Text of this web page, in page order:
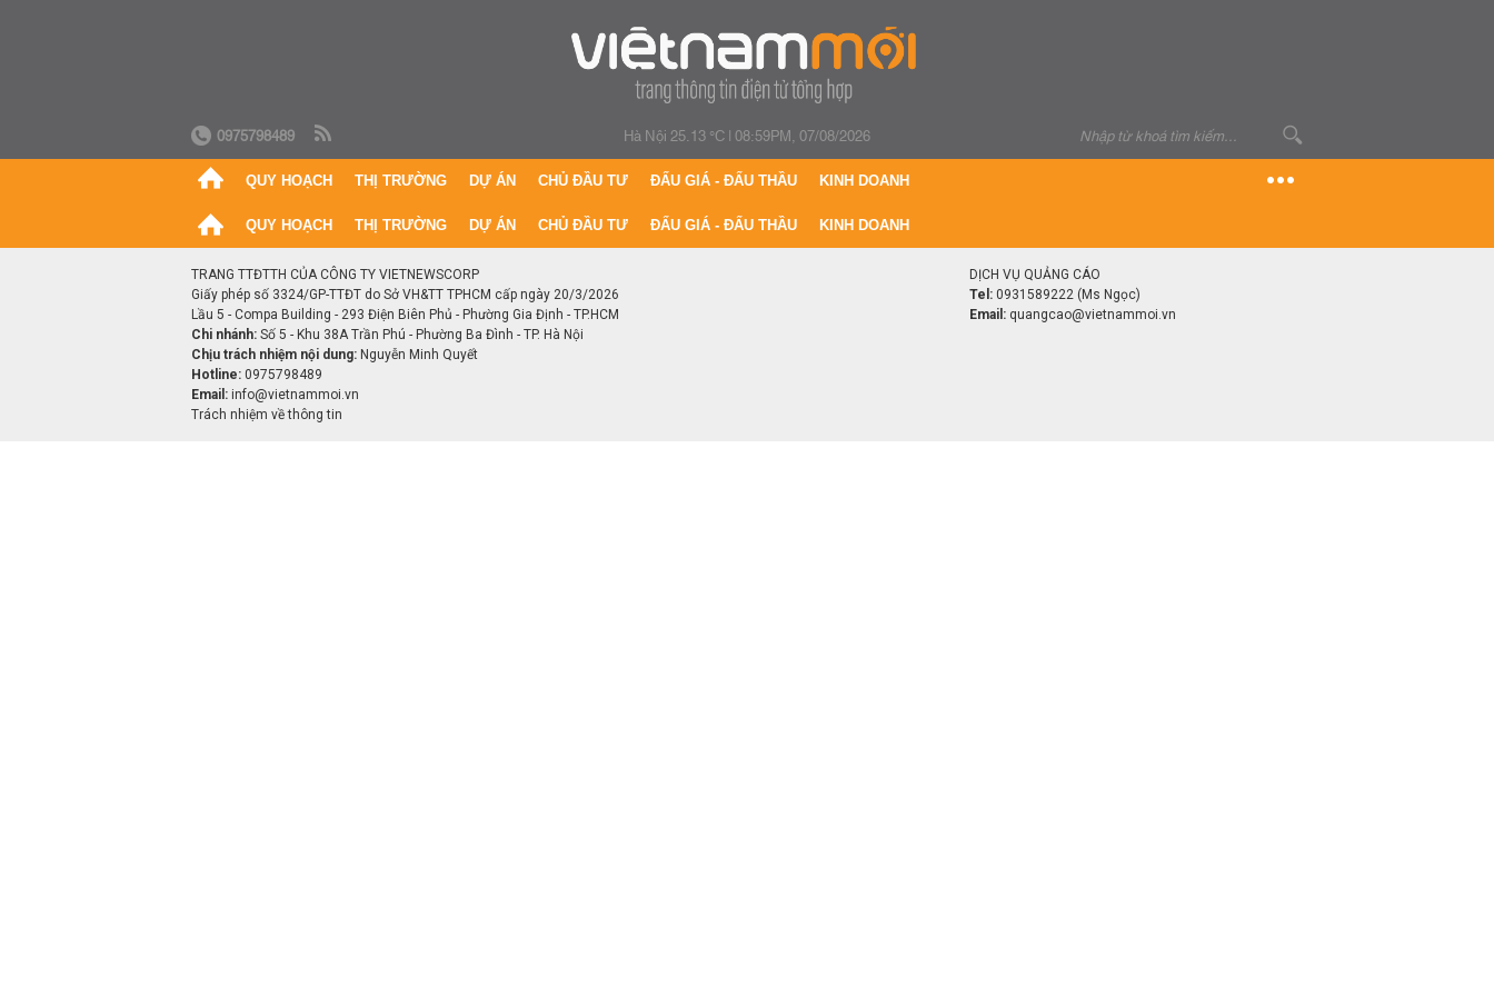
0975798489 Hà Nội 25.13 °C|08:59PM, 07/08/2026
QUY HOẠCH THỊ TRƯỜNG DỰ ÁN CHỦ ĐẦU TƯ ĐẤU GIÁ - ĐẤU THẦU KINH DOANH
QUY HOẠCH THỊ TRƯỜNG DỰ ÁN CHỦ ĐẦU TƯ ĐẤU GIÁ - ĐẤU THẦU KINH DOANH
TRANG TTĐTTH CỦA CÔNG TY VIETNEWSCORP
Giấy phép số 3324/GP-TTĐT do Sở VH&TT TPHCM cấp ngày 20/3/2026
Lầu 5 - Compa Building - 293 Điện Biên Phủ - Phường Gia Định - TP.HCM
Chi nhánh: Số 5 - Khu 38A Trần Phú - Phường Ba Đình - TP. Hà Nội
Chịu trách nhiệm nội dung: Nguyễn Minh Quyết
Hotline: 0975798489
Email: info@vietnammoi.vn
Trách nhiệm về thông tin
DỊCH VỤ QUẢNG CÁO
Tel: 0931589222 (Ms Ngọc)
Email: quangcao@vietnammoi.vn